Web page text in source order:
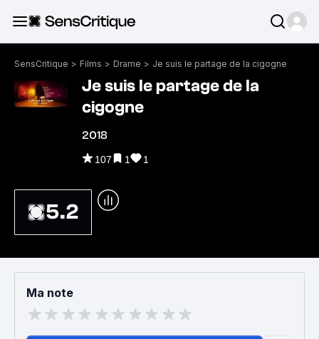
SensCritique > Films > Drame > Je suis le partage de la cigogne
Je suis le partage de la
cigogne
2018
107 1 1
5.2
Ma note